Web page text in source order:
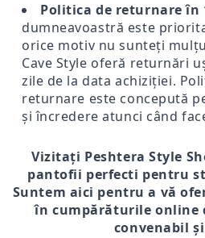
Politica de returnare în
dumneavoastră este
orice motiv nu sunteți
Cave Style oferă returnări
zile de la data achiziției.
returnare este concepută
și încredere atunci când
Vizitați Peshtera Style
pantofii perfecti pentru
Suntem aici pentru a vă
în cumpărăturile online
convenabil